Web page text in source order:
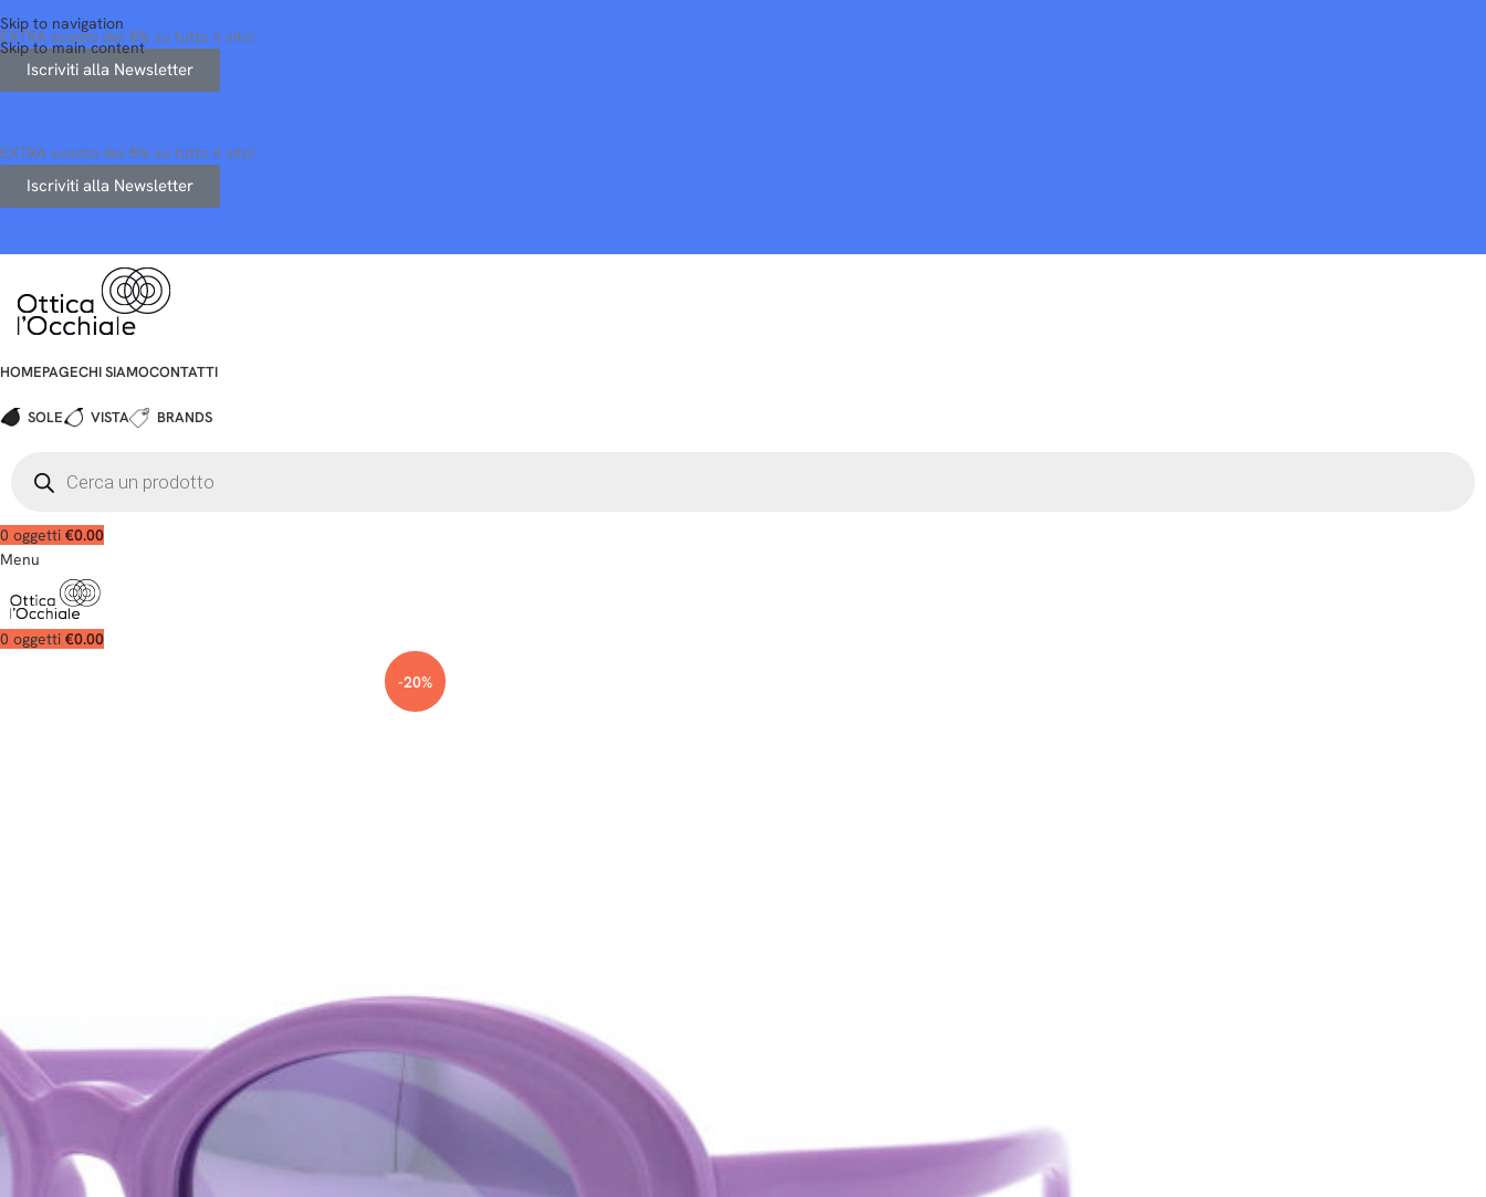
Skip to navigation
Skip to main content
EXTRA sconto del 5% su tutto il sito!
Iscriviti alla Newsletter
EXTRA sconto del 5% su tutto il sito!
Iscriviti alla Newsletter
HOMEPAGECHI SIAMOCONTATTI
SOLE VISTA BRANDS
0 oggetti €0.00
Menu
0 oggetti €0.00
-20%